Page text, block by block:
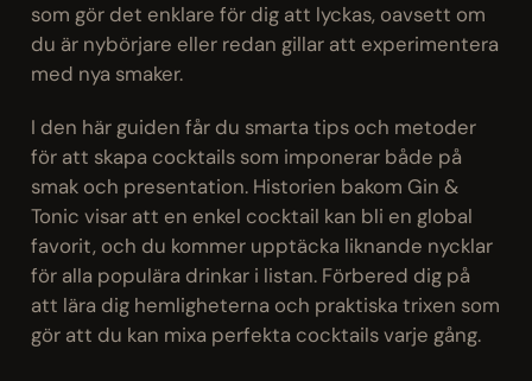
som gör det enklare för dig att lyckas, oavsett om
du är nybörjare eller redan gillar att experimentera
med nya smaker.
I den här guiden får du smarta tips och metoder
för att skapa cocktails som imponerar både på
smak och presentation. Historien bakom Gin &
Tonic visar att en enkel cocktail kan bli en global
favorit, och du kommer upptäcka liknande nycklar
för alla populära drinkar i listan. Förbered dig på
att lära dig hemligheterna och praktiska trixen som
gör att du kan mixa perfekta cocktails varje gång.